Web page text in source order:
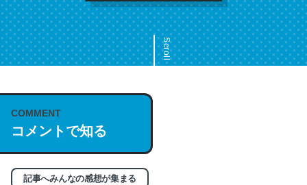
Scroll
COMMENT
コメントで知る
記事へみんなの感想が集まる
これは名文。彼はとてもクレバーなんだろうなと凄く思
う。英語少しでも読める人は原文もお勧め。自分はこの流
れ好き。Let’s Fucking Go. Then Covid hit. Shit.
─今のこの状況が信じられるかい？ by ラーズ・ヌートバー